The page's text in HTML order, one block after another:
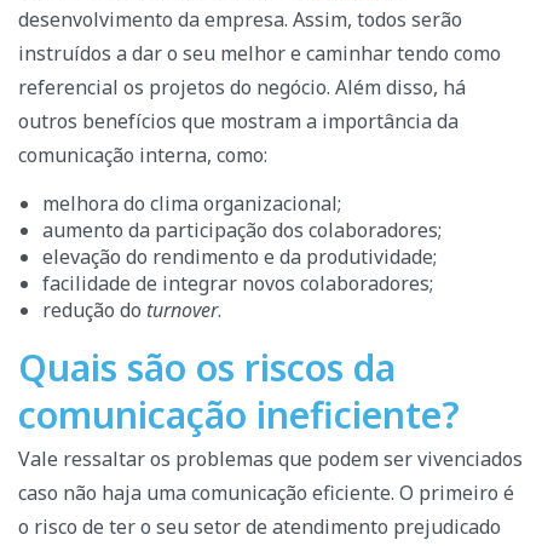
desenvolvimento da empresa. Assim, todos serão
instruídos a dar o seu melhor e caminhar tendo como
referencial os projetos do negócio. Além disso, há
outros benefícios que mostram a importância da
comunicação interna, como:
melhora do clima organizacional;
aumento da participação dos colaboradores;
elevação do rendimento e da produtividade;
facilidade de integrar novos colaboradores;
redução do turnover.
Quais são os riscos da
comunicação ineficiente?
Vale ressaltar os problemas que podem ser vivenciados
caso não haja uma comunicação eficiente. O primeiro é
o risco de ter o seu setor de atendimento prejudicado